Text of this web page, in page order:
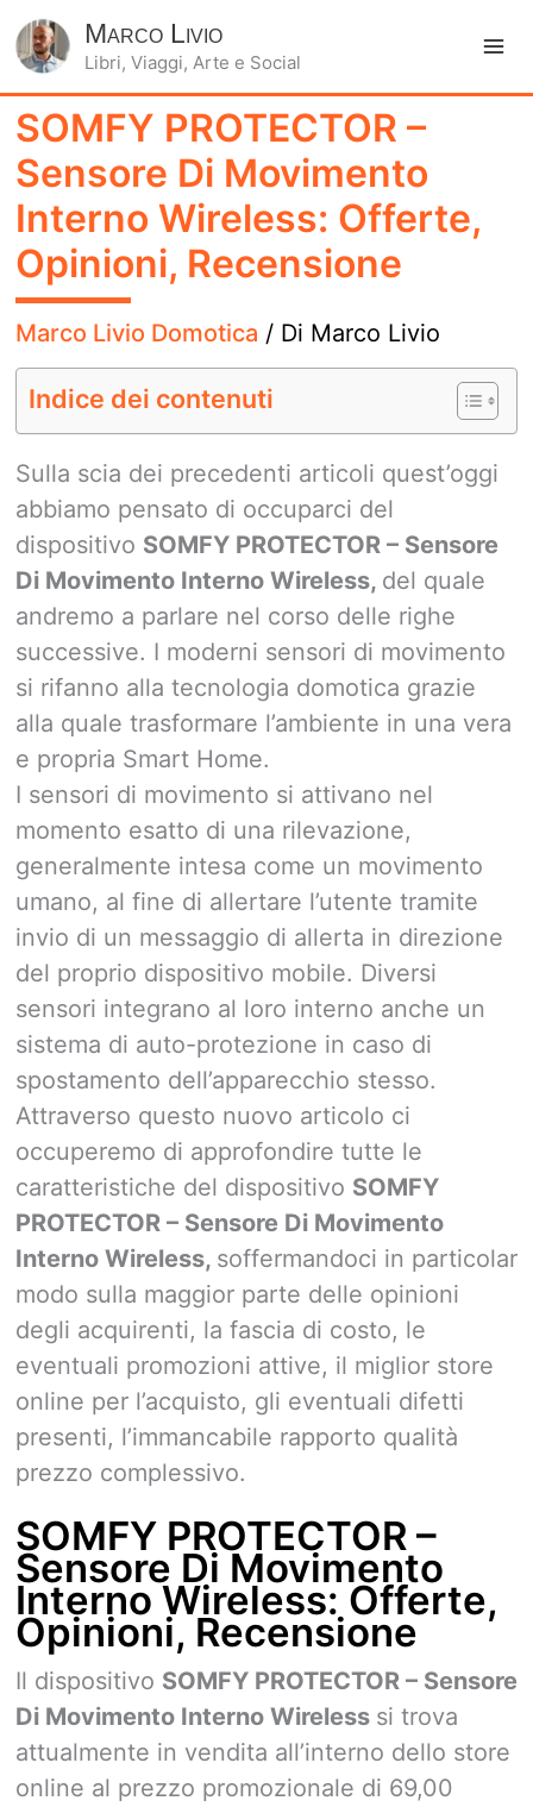
Marco Livio
Libri, Viaggi, Arte e Social
SOMFY PROTECTOR –
Sensore Di Movimento
Interno Wireless: Offerte,
Opinioni, Recensione
Marco Livio Domotica / Di Marco Livio
Indice dei contenuti
Sulla scia dei precedenti articoli quest’oggi
abbiamo pensato di occuparci del
dispositivo SOMFY PROTECTOR – Sensore
Di Movimento Interno Wireless, del quale
andremo a parlare nel corso delle righe
successive. I moderni sensori di movimento
si rifanno alla tecnologia domotica grazie
alla quale trasformare l’ambiente in una vera
e propria Smart Home.
I sensori di movimento si attivano nel
momento esatto di una rilevazione,
generalmente intesa come un movimento
umano, al fine di allertare l’utente tramite
invio di un messaggio di allerta in direzione
del proprio dispositivo mobile. Diversi
sensori integrano al loro interno anche un
sistema di auto-protezione in caso di
spostamento dell’apparecchio stesso.
Attraverso questo nuovo articolo ci
occuperemo di approfondire tutte le
caratteristiche del dispositivo SOMFY
PROTECTOR – Sensore Di Movimento
Interno Wireless, soffermandoci in particolar
modo sulla maggior parte delle opinioni
degli acquirenti, la fascia di costo, le
eventuali promozioni attive, il miglior store
online per l’acquisto, gli eventuali difetti
presenti, l’immancabile rapporto qualità
prezzo complessivo.
SOMFY PROTECTOR –
Sensore Di Movimento
Interno Wireless: Offerte,
Opinioni, Recensione
Il dispositivo SOMFY PROTECTOR – Sensore
Di Movimento Interno Wireless si trova
attualmente in vendita all’interno dello store
online al prezzo promozionale di 69,00